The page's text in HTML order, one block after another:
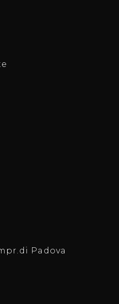
Padova